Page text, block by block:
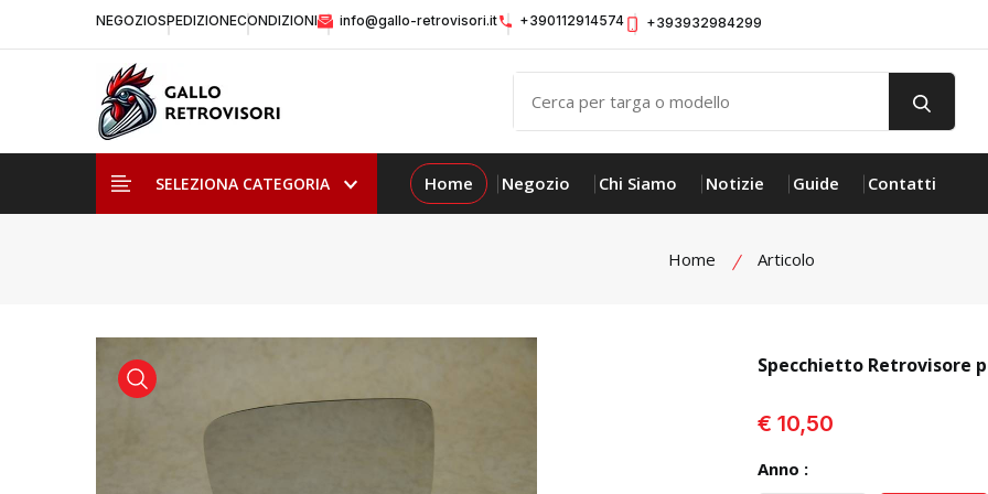
NEGOZIOSPEDIZIONECONDIZIONI info@gallo-retrovisori.it +390112914574 +393932984299
SELEZIONA CATEGORIA Home Negozio Chi Siamo Notizie Guide Contatti
Home Articolo
visualizza prodotto
Specchietto Retrovisore
€ 10,50
Anno :